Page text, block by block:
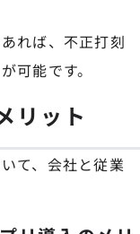
れば、不正打刻
可能です。
リット
て、会社と従業